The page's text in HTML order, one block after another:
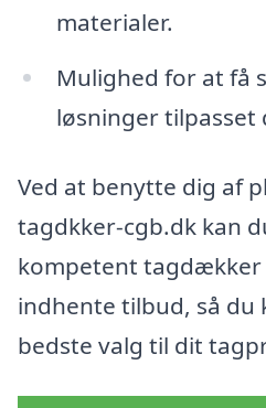
materialer.
Mulighed for at få
løsninger tilpasset
Ved at benytte dig af
tagdkker-cgb.dk kan
kompetent tagdækker
indhente tilbud, så
bedste valg til dit